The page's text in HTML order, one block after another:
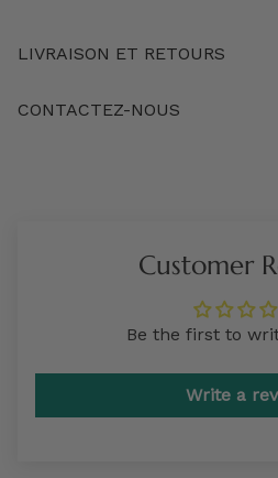
LIVRAISON ET RETOURS
CONTACTEZ-NOUS
Customer
Be the first to
Write a